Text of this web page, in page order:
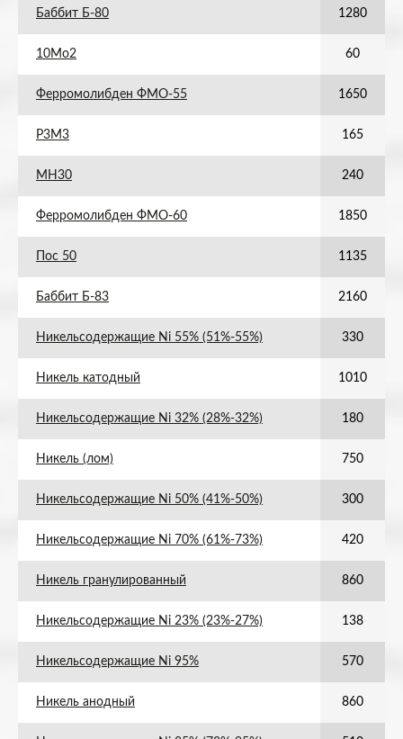
Баббит Б-80 1280
10Мо2 60
Ферромолибден ФМО-55 1650
Р3М3 165
МН30 240
Ферромолибден ФМО-60 1850
Пос 50 1135
Баббит Б-83 2160
Никельсодержащие Ni 55% (51%-55%) 330
Никель катодный 1010
Никельсодержащие Ni 32% (28%-32%) 180
Никель (лом) 750
Никельсодержащие Ni 50% (41%-50%) 300
Никельсодержащие Ni 70% (61%-73%) 420
Никель гранулированный 860
Никельсодержащие Ni 23% (23%-27%) 138
Никельсодержащие Ni 95% 570
Никель анодный 860